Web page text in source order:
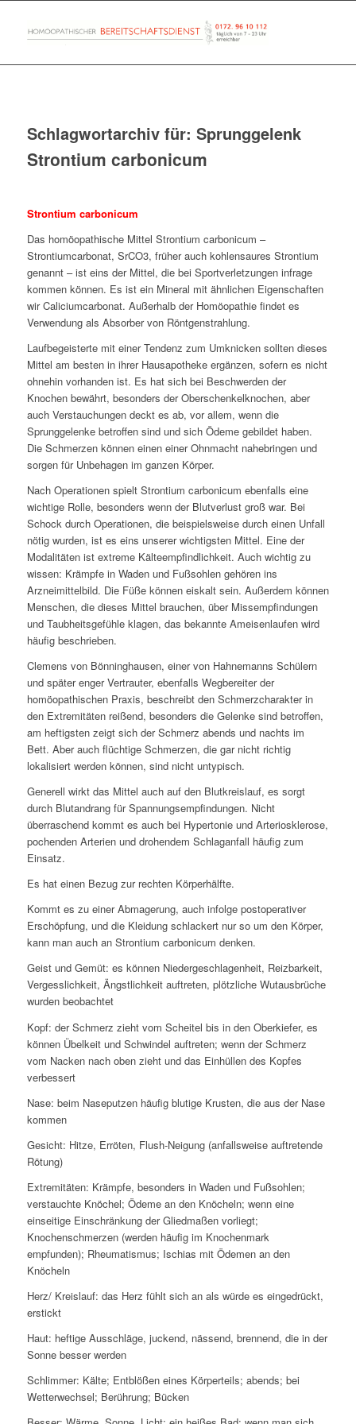
Schlagwortarchiv für: Sprunggelenk
Strontium carbonicum
Strontium carbonicum
Das homöopathische Mittel Strontium carbonicum –
Strontiumcarbonat, SrCO3, früher auch kohlensaures Strontium
genannt – ist eins der Mittel, die bei Sportverletzungen infrage
kommen können. Es ist ein Mineral mit ähnlichen Eigenschaften
wir Caliciumcarbonat. Außerhalb der Homöopathie findet es
Verwendung als Absorber von Röntgenstrahlung.
Laufbegeisterte mit einer Tendenz zum Umknicken sollten dieses
Mittel am besten in ihrer Hausapotheke ergänzen, sofern es nicht
ohnehin vorhanden ist. Es hat sich bei Beschwerden der
Knochen bewährt, besonders der Oberschenkelknochen, aber
auch Verstauchungen deckt es ab, vor allem, wenn die
Sprunggelenke betroffen sind und sich Ödeme gebildet haben.
Die Schmerzen können einen einer Ohnmacht nahebringen und
sorgen für Unbehagen im ganzen Körper.
Nach Operationen spielt Strontium carbonicum ebenfalls eine
wichtige Rolle, besonders wenn der Blutverlust groß war. Bei
Schock durch Operationen, die beispielsweise durch einen Unfall
nötig wurden, ist es eins unserer wichtigsten Mittel. Eine der
Modalitäten ist extreme Kälteempfindlichkeit. Auch wichtig zu
wissen: Krämpfe in Waden und Fußsohlen gehören ins
Arzneimittelbild. Die Füße können eiskalt sein. Außerdem können
Menschen, die dieses Mittel brauchen, über Missempfindungen
und Taubheitsgefühle klagen, das bekannte Ameisenlaufen wird
häufig beschrieben.
Clemens von Bönninghausen, einer von Hahnemanns Schülern
und später enger Vertrauter, ebenfalls Wegbereiter der
homöopathischen Praxis, beschreibt den Schmerzcharakter in
den Extremitäten reißend, besonders die Gelenke sind betroffen,
am heftigsten zeigt sich der Schmerz abends und nachts im
Bett. Aber auch flüchtige Schmerzen, die gar nicht richtig
lokalisiert werden können, sind nicht untypisch.
Generell wirkt das Mittel auch auf den Blutkreislauf, es sorgt
durch Blutandrang für Spannungsempfindungen. Nicht
überraschend kommt es auch bei Hypertonie und Arteriosklerose,
pochenden Arterien und drohendem Schlaganfall häufig zum
Einsatz.
Es hat einen Bezug zur rechten Körperhälfte.
Kommt es zu einer Abmagerung, auch infolge postoperativer
Erschöpfung, und die Kleidung schlackert nur so um den Körper,
kann man auch an Strontium carbonicum denken.
Geist und Gemüt: es können Niedergeschlagenheit, Reizbarkeit,
Vergesslichkeit, Ängstlichkeit auftreten, plötzliche Wutausbrüche
wurden beobachtet
Kopf: der Schmerz zieht vom Scheitel bis in den Oberkiefer, es
können Übelkeit und Schwindel auftreten; wenn der Schmerz
vom Nacken nach oben zieht und das Einhüllen des Kopfes
verbessert
Nase: beim Naseputzen häufig blutige Krusten, die aus der Nase
kommen
Gesicht: Hitze, Erröten, Flush-Neigung (anfallsweise auftretende
Rötung)
Extremitäten: Krämpfe, besonders in Waden und Fußsohlen;
verstauchte Knöchel; Ödeme an den Knöcheln; wenn eine
einseitige Einschränkung der Gliedmaßen vorliegt;
Knochenschmerzen (werden häufig im Knochenmark
empfunden); Rheumatismus; Ischias mit Ödemen an den
Knöcheln
Herz/ Kreislauf: das Herz fühlt sich an als würde es eingedrückt,
erstickt
Haut: heftige Ausschläge, juckend, nässend, brennend, die in der
Sonne besser werden
Schlimmer: Kälte; Entblößen eines Körperteils; abends; bei
Wetterwechsel; Berührung; Bücken